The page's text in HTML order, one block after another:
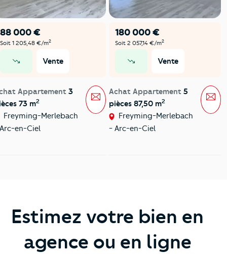
88 000 €
Soit 1 205,48 €/m2
Vente
Appartement 3
73 m2
Freyming-Merlebach
en-Ciel
Message
180 000 €
Soit 2 057,14 €/m2
Vente
Achat Appartement 5
pièces 87,50 m2
Freyming-Merlebach
- Arc-en-Ciel
Estimez votre bien en
agence ou en ligne